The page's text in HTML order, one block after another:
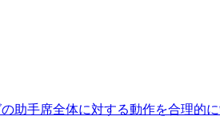
助手席全体に対する動作を合理的